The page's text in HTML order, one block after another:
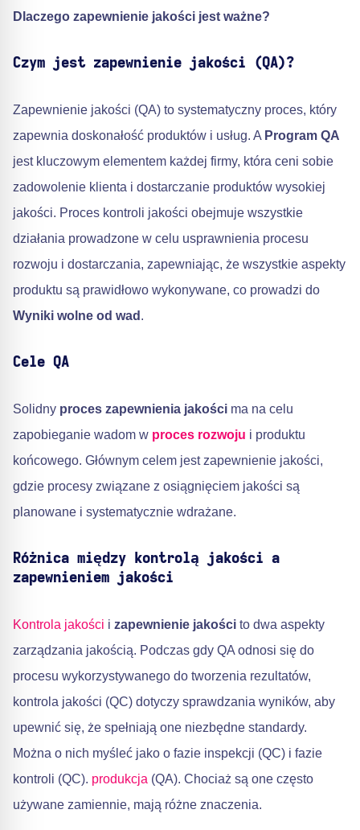
Dlaczego zapewnienie jakości jest ważne?
Czym jest zapewnienie jakości (QA)?
Zapewnienie jakości (QA) to systematyczny proces, który
zapewnia doskonałość produktów i usług. A Program QA
jest kluczowym elementem każdej firmy, która ceni sobie
zadowolenie klienta i dostarczanie produktów wysokiej
jakości. Proces kontroli jakości obejmuje wszystkie
działania prowadzone w celu usprawnienia procesu
rozwoju i dostarczania, zapewniając, że wszystkie aspekty
produktu są prawidłowo wykonywane, co prowadzi do
Wyniki wolne od wad .
Cele QA
Solidny proces zapewnienia jakości ma na celu
zapobieganie wadom w proces rozwoju i produktu
końcowego. Głównym celem jest zapewnienie jakości,
gdzie procesy związane z osiągnięciem jakości są
planowane i systematycznie wdrażane.
Różnica między kontrolą jakości a
zapewnieniem jakości
Kontrola jakości i zapewnienie jakości to dwa aspekty
zarządzania jakością. Podczas gdy QA odnosi się do
procesu wykorzystywanego do tworzenia rezultatów,
kontrola jakości (QC) dotyczy sprawdzania wyników, aby
upewnić się, że spełniają one niezbędne standardy.
Można o nich myśleć jako o fazie inspekcji (QC) i fazie
kontroli (QC). produkcja (QA). Chociaż są one często
używane zamiennie, mają różne znaczenia.